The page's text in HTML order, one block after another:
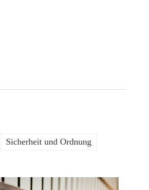
Sicherheit und Ordnung